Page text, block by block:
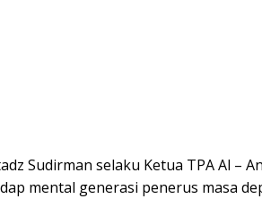
Sudirman selaku Ketua TPA Al –
mental generasi penerus masa